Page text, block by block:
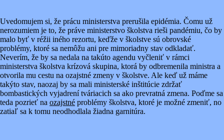
Uvedomujem si, že prácu ministerstva prerušila epidémia. Čomu už
nerozumiem je to, že práve ministerstvo školstva rieši pandémiu, čo by
malo byť v réžii iného rezortu, keďže v školstve sú obrovské
problémy, ktoré sa nemôžu ani pre mimoriadny stav odkladať.
Neverím, že by sa nedala na takúto agendu vyčleniť v rámci
ministerstva školstva krízová skupina, ktorá by odbremenila ministra a
otvorila mu cestu na ozajstné zmeny v školstve. Ale keď už máme
takýto stav, naozaj by sa mali ministerské inštitúcie zdržať
bombastických vyjadrení tváriacich sa ako prevratná zmena. Poďme sa
teda pozrieť na ozajstné problémy školstva, ktoré je možné zmeniť, no
zatiaľ sa k tomu neodhodlala žiadna garnitúra.